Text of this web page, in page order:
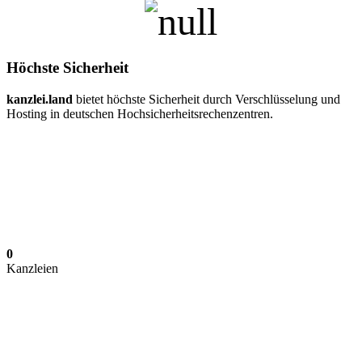
Höchste Sicherheit
kanzlei.land bietet höchste Sicherheit durch Verschlüsselung und
Hosting in deutschen Hochsicherheitsrechenzentren.
0
Kanzleien